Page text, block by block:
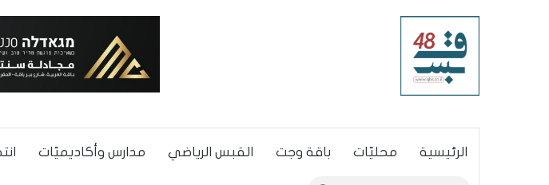
الرئيسية محليّات باقة وجت القبس الرياضي مدارس وأكاديميّات